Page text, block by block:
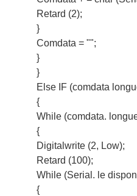
Retard (2);
}
Comdata = "";
}
}
Else IF (comdata
{
While (comdata.
{
Digitalwrite (2, Low);
Retard (100);
While (Serial. le
{